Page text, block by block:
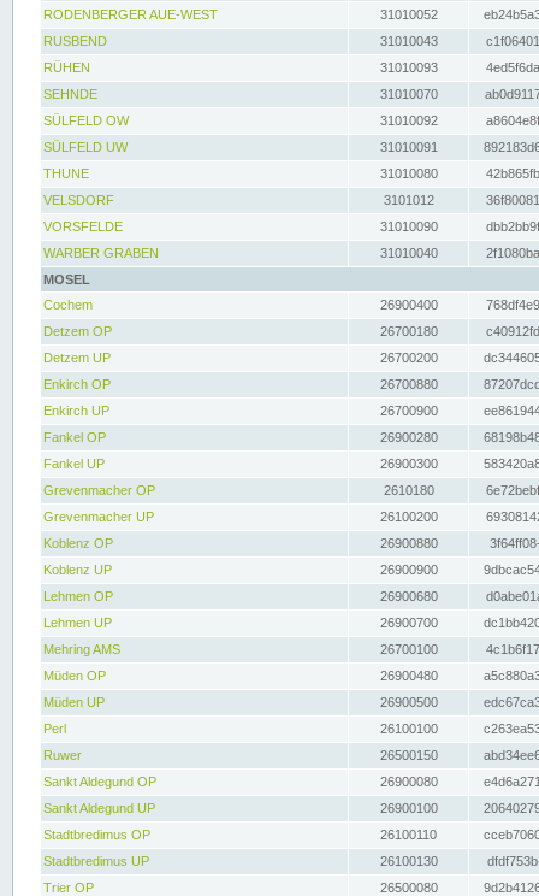
RODENBERGER AUE-WEST
31010052
RUSBEND
31010043
RÜHEN
31010093
SEHNDE
31010070
SÜLFELD OW
31010092
SÜLFELD UW
31010091
THUNE
31010080
VELSDORF
3101012
VORSFELDE
31010090
WARBER GRABEN
31010040
MOSEL
Cochem
26900400
Detzem OP
26700180
Detzem UP
26700200
Enkirch OP
26700880
Enkirch UP
26700900
Fankel OP
26900280
Fankel UP
26900300
Grevenmacher OP
2610180
Grevenmacher UP
26100200
Koblenz OP
26900880
Koblenz UP
26900900
Lehmen OP
26900680
Lehmen UP
26900700
Mehring AMS
26700100
Müden OP
26900480
Müden UP
26900500
Perl
26100100
Ruwer
26500150
Sankt Aldegund OP
26900080
Sankt Aldegund UP
26900100
Stadtbredimus OP
26100110
Stadtbredimus UP
26100130
Trier OP
26500080